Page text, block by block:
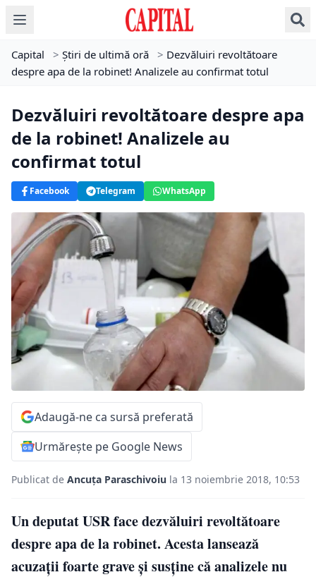
Capital > Știri de ultimă oră > Dezvăluiri revoltătoare
despre apa de la robinet! Analizele au confirmat totul
Dezvăluiri revoltătoare despre apa
de la robinet! Analizele au
confirmat totul
Facebook Telegram WhatsApp
Adaugă-ne ca sursă preferată
Urmărește pe Google News
Publicat de Ancuța Paraschivoiu la 13 noiembrie 2018, 10:53
Un deputat USR face dezvăluiri revoltătoare
despre apa de la robinet. Acesta lansează
acuzații foarte grave și susține că analizele nu